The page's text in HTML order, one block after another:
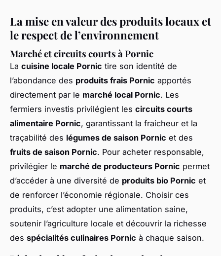
La mise en valeur des produits locaux et
le respect de l’environnement
Marché et circuits courts à Pornic
La cuisine locale Pornic tire son identité de
l’abondance des produits frais Pornic apportés
directement par le marché local Pornic. Les
fermiers investis privilégient les circuits courts
alimentaire Pornic, garantissant la fraicheur et la
traçabilité des légumes de saison Pornic et des
fruits de saison Pornic. Pour acheter responsable,
privilégier le marché de producteurs Pornic permet
d’accéder à une diversité de produits bio Pornic et
de renforcer l’économie régionale. Choisir ces
produits, c’est adopter une alimentation saine,
soutenir l’agriculture locale et découvrir la richesse
des spécialités culinaires Pornic à chaque saison.